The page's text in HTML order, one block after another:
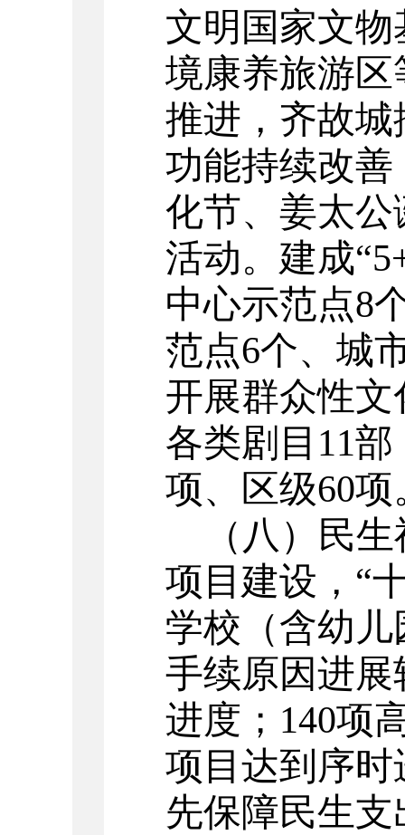
文明国家文
境康养旅游
推进 ， 齐故城
功能持续改善
化节、 姜太公
活动。建成
中心示范点8
范点6个、 城
开展群众性文
各类剧目11部
项、区级60项
（八）民
项目建设， “
学校（含幼
手续原因进
进度；140项
项目 达到序时
先保障民生支